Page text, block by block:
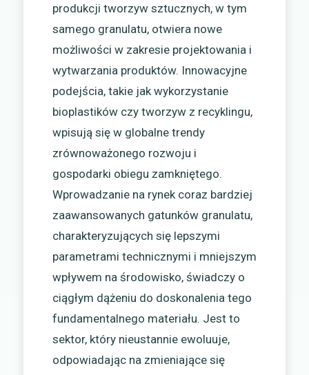
produkcji tworzyw sztucznych, w tym
samego granulatu, otwiera nowe
możliwości w zakresie projektowania i
wytwarzania produktów. Innowacyjne
podejścia, takie jak wykorzystanie
bioplastików czy tworzyw z recyklingu,
wpisują się w globalne trendy
zrównoważonego rozwoju i
gospodarki obiegu zamkniętego.
Wprowadzanie na rynek coraz bardziej
zaawansowanych gatunków granulatu,
charakteryzujących się lepszymi
parametrami technicznymi i mniejszym
wpływem na środowisko, świadczy o
ciągłym dążeniu do doskonalenia tego
fundamentalnego materiału. Jest to
sektor, który nieustannie ewoluuje,
odpowiadając na zmieniające się